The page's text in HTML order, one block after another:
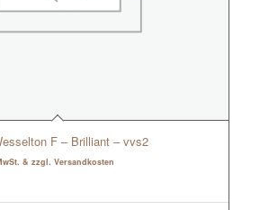
F – Brilliant – vvs2
& zzgl. Versandkosten